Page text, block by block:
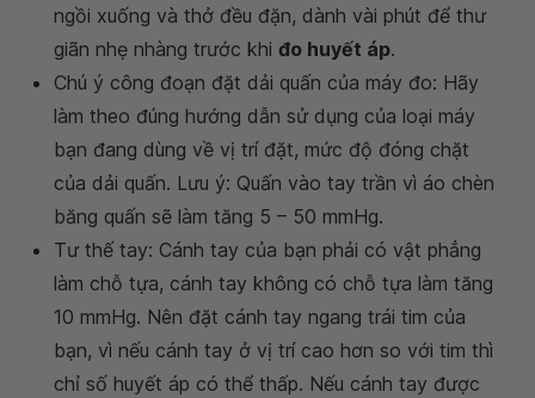
ngồi xuống và thở đều đặn, dành vài phút để thư
giãn nhẹ nhàng trước khi đo huyết áp.
Chú ý công đoạn đặt dải quấn của máy đo: Hãy
làm theo đúng hướng dẫn sử dụng của loại máy
bạn đang dùng về vị trí đặt, mức độ đóng chặt
của dải quấn. Lưu ý: Quấn vào tay trần vì áo chèn
băng quấn sẽ làm tăng 5 – 50 mmHg.
Tư thế tay: Cánh tay của bạn phải có vật phẳng
làm chỗ tựa, cánh tay không có chỗ tựa làm tăng
10 mmHg. Nên đặt cánh tay ngang trái tim của
bạn, vì nếu cánh tay ở vị trí cao hơn so với tim thì
chỉ số huyết áp có thể thấp. Nếu cánh tay được